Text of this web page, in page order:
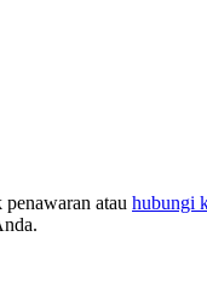
atau hubungi